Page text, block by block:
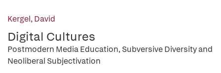
Kergel, David
Digital Cultures
Postmodern Media Education, Subversive Diversity and
Neoliberal Subjectivation